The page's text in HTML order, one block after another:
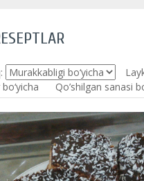
Qo’shilgan sanasi